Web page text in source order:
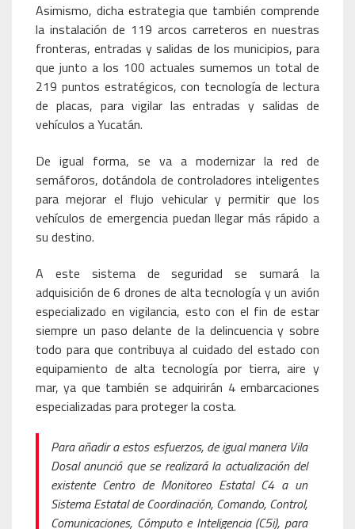
Asimismo, dicha estrategia que también comprende
la instalación de 119 arcos carreteros en nuestras
fronteras, entradas y salidas de los municipios, para
que junto a los 100 actuales sumemos un total de
219 puntos estratégicos, con tecnología de lectura
de placas, para vigilar las entradas y salidas de
vehículos a Yucatán.
De igual forma, se va a modernizar la red de
semáforos, dotándola de controladores inteligentes
para mejorar el flujo vehicular y permitir que los
vehículos de emergencia puedan llegar más rápido a
su destino.
A este sistema de seguridad se sumará la
adquisición de 6 drones de alta tecnología y un avión
especializado en vigilancia, esto con el fin de estar
siempre un paso delante de la delincuencia y sobre
todo para que contribuya al cuidado del estado con
equipamiento de alta tecnología por tierra, aire y
mar, ya que también se adquirirán 4 embarcaciones
especializadas para proteger la costa.
Para añadir a estos esfuerzos, de igual manera Vila
Dosal anunció que se realizará la actualización del
existente Centro de Monitoreo Estatal C4 a un
Sistema Estatal de Coordinación, Comando, Control,
Comunicaciones, Cómputo e Inteligencia (C5i), para